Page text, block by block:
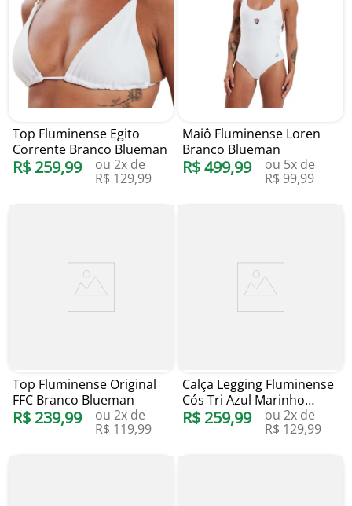
Top Fluminense Egito
Corrente Branco Blueman
R$ 259,99 ou 2x de
R$ 129,99
Maiô Fluminense Loren
Branco Blueman
R$499,99 ou 5x de
R$ 99,99
Top Fluminense Original
FFC Branco Blueman
R$ 239,99 ou 2x de
R$ 119,99
Calça Legging Fluminense
Cós Tri Azul Marinho
Blueman
R$ 259,99 ou 2x de
R$ 129,99